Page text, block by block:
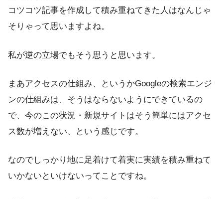
コツコツ記事を作成して積み重ねてきた人はなんじゃ
そりゃって思いますよね。
私が逆の立場でもそう思うと思います。
まあアクセスの仕組み、というかGoogleの検索エンジ
ンの仕組みは、そうはならないようにできているの
で、今のこの状況・新規サイトはそう簡単にはアクセ
ス数が増えない、という感じです。
なのでしっかり地に足着けて着実に実績を積み重ねて
いかないといけないってことですね。